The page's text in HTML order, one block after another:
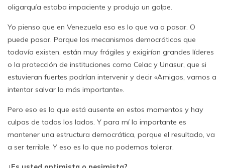
oligarquía estaba impaciente y produjo un golpe.
Yo pienso que en Venezuela eso es lo que va a pasar. O
puede pasar. Porque los mecanismos democráticos que
todavía existen, están muy frágiles y exigirían grandes líderes
o la protección de instituciones como Celac y Unasur, que si
estuvieran fuertes podrían intervenir y decir «Amigos, vamos a
intentar salvar lo más importante».
Pero eso es lo que está ausente en estos momentos y hay
culpas de todos los lados. Y para mí lo importante es
mantener una estructura democrática, porque el resultado, va
a ser terrible. Y eso es lo que no podemos tolerar.